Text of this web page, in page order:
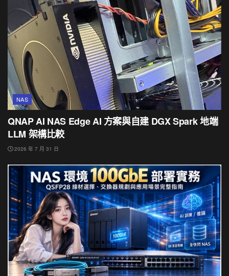
NAS
QNAP AI NAS Edge AI 方案與自建 DGX Spark 地端
LLM 架構比較
2026 年 7 月 31 日